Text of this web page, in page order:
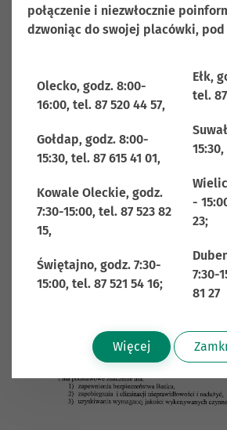
połączenie i niezwłocznie
dzwoniąc do swojej placówki, pod
Olecko, godz. 8:00-
16:00, tel. 87 520 44 57,
Gołdap, godz. 8:00-
15:30, tel. 87 615 41 01,
Kowale Oleckie, godz.
7:30-15:00, tel. 87 523 82
15,
Świętajno, godz. 7:30-
15:00, tel. 87 521 54 16;
Ełk,
tel.
-
23;
7:30-
81 27
Więcej